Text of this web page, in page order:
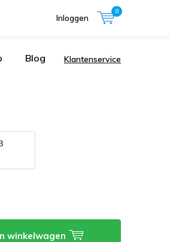
Inloggen
0
Blog Klantenservice
winkelwagen